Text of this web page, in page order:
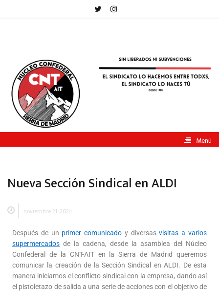
CNT-
AIT
Menú
Nueva Sección Sindical en ALDI
noviembre 21, 2024
Después de un primer comunicado y diversasvisitas a varios
supermercados de la cadena, desde la asamblea del Núcleo
Confederal de la CNT-AIT en la Sierra de Madrid queremos
comunicar la creación de la Sección Sindical en ALDI. De esta
manera iniciamos el conflicto sindical con la empresa, dando así
el pistoletazo de salida a una serie de acciones con el objetivo de